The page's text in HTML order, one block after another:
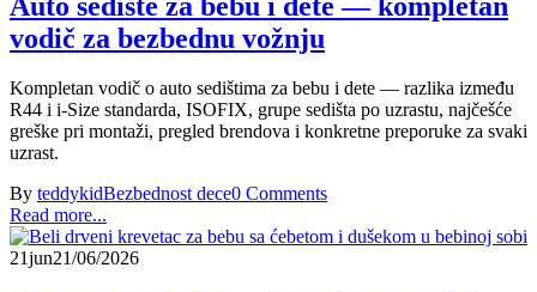
vodič za bezbednu vožnju
Kompletan vodič o auto sedištima za bebu i dete — razlika između
R44 i i-Size standarda, ISOFIX, grupe sedišta po uzrastu, najčešće
greške pri montaži, pregled brendova i konkretne preporuke za svaki
uzrast.
By teddykidBezbednost dece0 Comments
Read more...
21jun21/06/2026